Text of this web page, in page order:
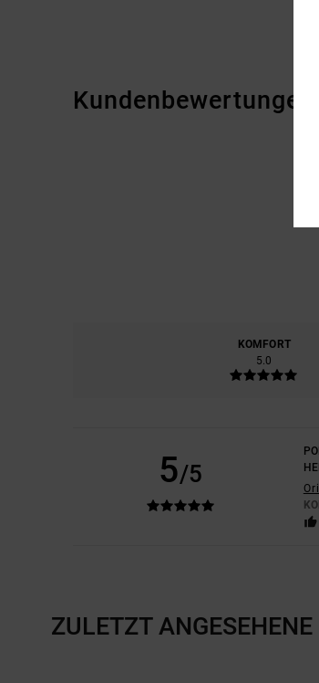
Kundenbewertungen
KOMFORT
5.0
5/5
ZULETZT